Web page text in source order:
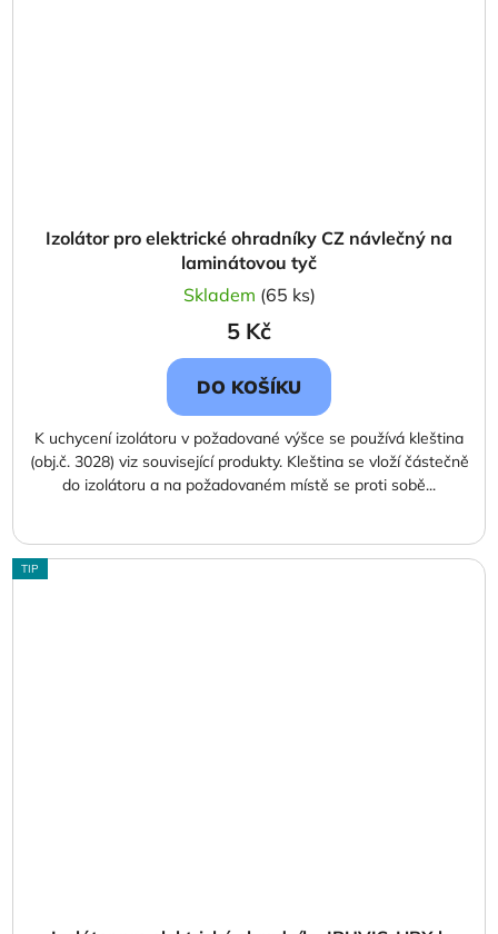
Izolátor pro elektrické ohradníky CZ návlečný na
laminátovou tyč
Skladem (65 ks)
5 Kč
DO KOŠÍKU
K uchycení izolátoru v požadované výšce se používá kleština
(obj.č. 3028) viz související produkty. Kleština se vloží částečně
do izolátoru a na požadovaném místě se proti sobě...
TIP